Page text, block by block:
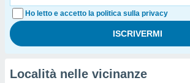
Ho letto e accetto la politica sulla privacy
Località nelle vicinanze